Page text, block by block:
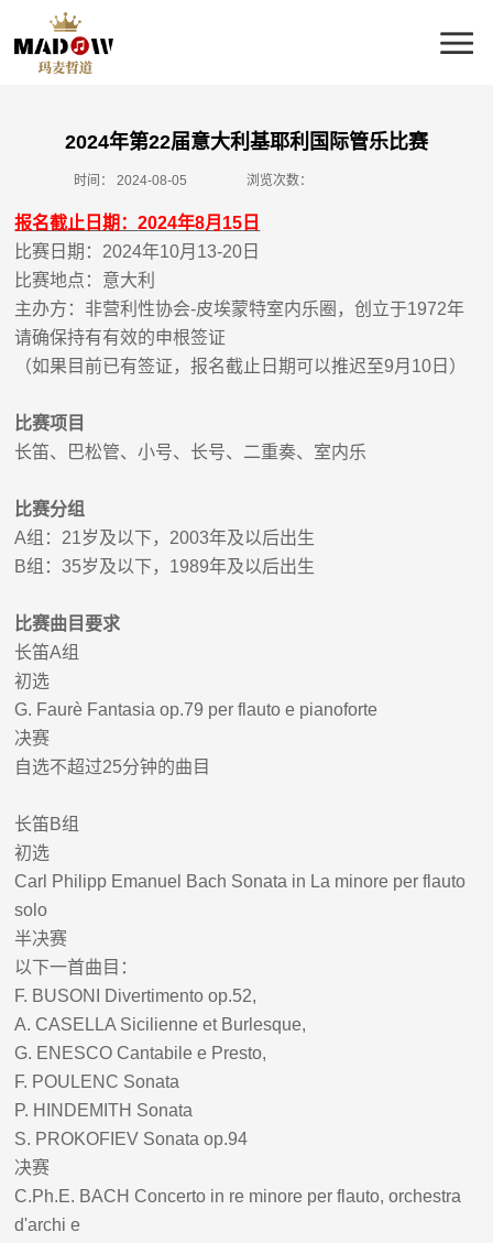
2024年第22届意大利基耶利国际管乐比赛
时间： 2024-08-05 浏览次数：
报名截止日期：2024年8月 15 日
比赛日期： 2024年10月 13-20 日
比赛地点：意大利
主办方：非营利性协会-皮埃蒙特室内乐圈，创立于1972年
请确保持有有效的申根签证
（如果目前已有签证，报名截止日期可以推迟至9月 10 日）
比赛项目
长笛、 巴松管、小号、长号、二重奏、室内乐
比赛分组
A组： 21岁及以下， 2003年及以后出生
B组：35岁及以下， 1989年及以后出生
比赛曲目要求
长笛A组
初选
G. Faurè Fantasia op.79 per flauto e pianoforte
决赛
自选不超过25分钟的曲目
长笛B组
初选
Carl Philipp Emanuel Bach Sonata in La minore per flauto
solo
半决赛
以下一首曲目：
F. BUSONI Divertimento op.52,
A. CASELLA Sicilienne et Burlesque,
G. ENESCO Cantabile e Presto,
F. POULENC Sonata
P. HINDEMITH Sonata
S. PROKOFIEV Sonata op.94
决赛
C.Ph.E. BACH Concerto in re minore per flauto, orchestra
d'archi e